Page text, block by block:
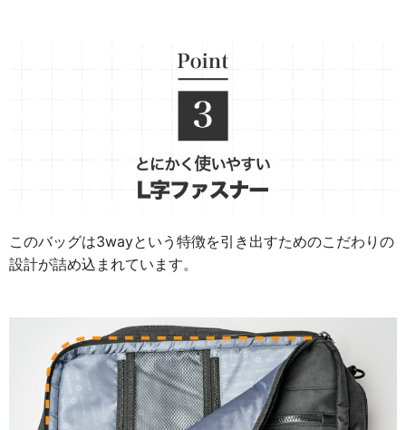
このバッグは3wayという特徴を引き出すためのこだわりの
設計が詰め込まれています。